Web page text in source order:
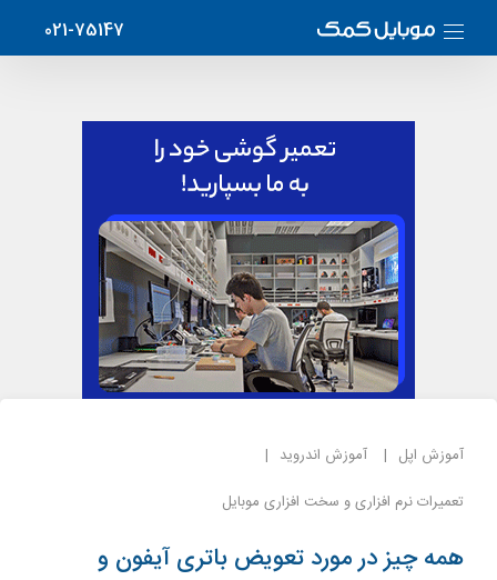
021-75147
آموزش اپل
آموزش اندروید
تعمیرات نرم افزاری و سخت افزاری موبایل
همه چیز در مورد تعویض باتری آیفون و